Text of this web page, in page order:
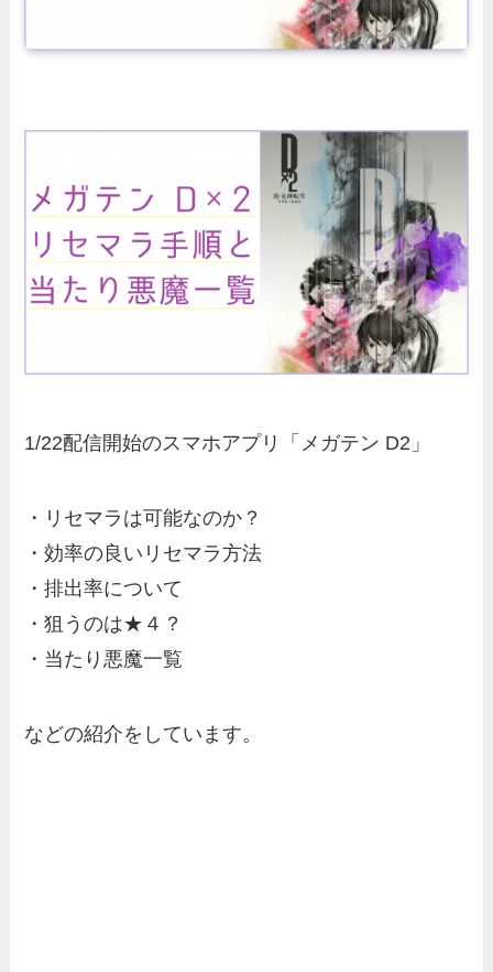
1/22配信開始のスマホアプリ「メガテン D2」
・リセマラは可能なのか？
・効率の良いリセマラ方法
・排出率について
・狙うのは★４？
・当たり悪魔一覧
などの紹介をしています。